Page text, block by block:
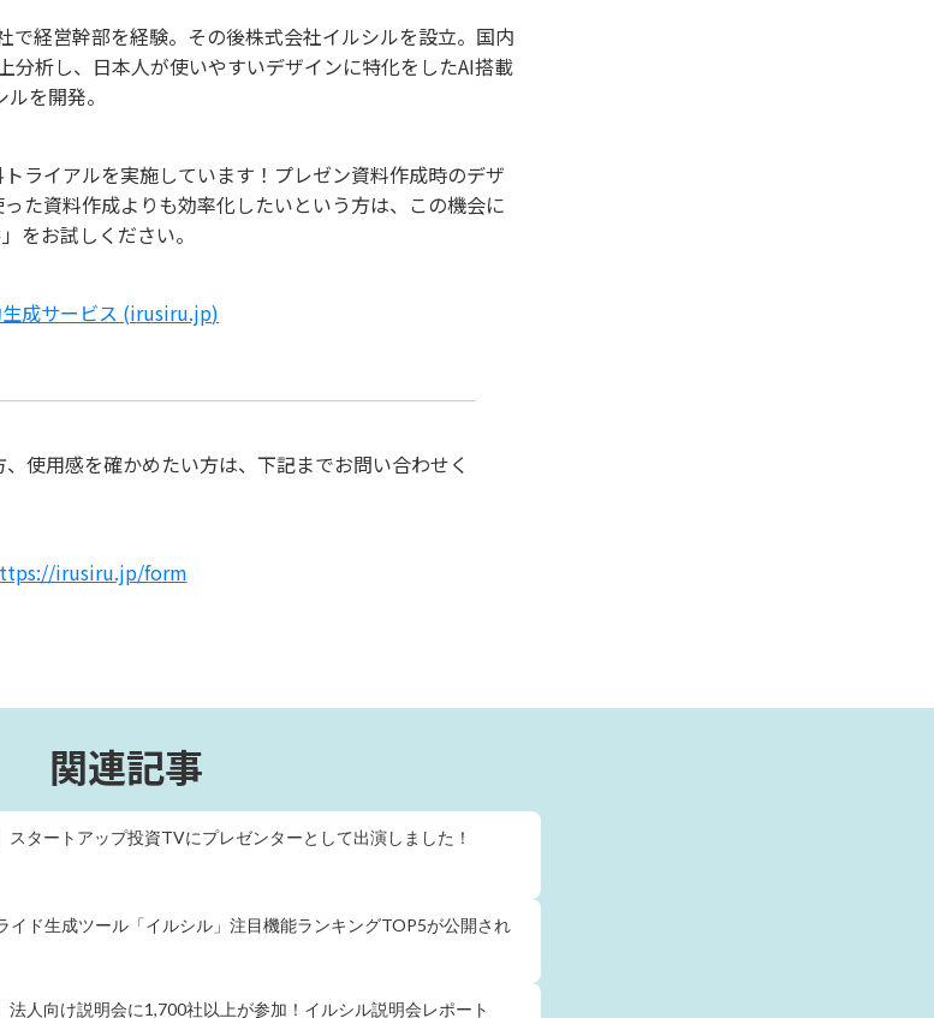
で経営幹部を経験。その後株式会社イルシルを設立。国内
分析し、日本人が使いやすいデザインに特化をしたAI搭載
を開発。
トライアルを実施しています！プレゼン資料作成時のデザ
た資料作成よりも効率化したいという方は、この機会に
をお試しください。
成サービス (irusiru.jp)
使用感を確かめたい方は、下記までお問い合わせく
irusiru.jp/form
関連記事
スタートアップ投資TVにプレゼンターとして出演しました！
イド生成ツール「イルシル」注目機能ランキングTOP5が公開され
法人向け説明会に1,700社以上が参加！イルシル説明会レポート